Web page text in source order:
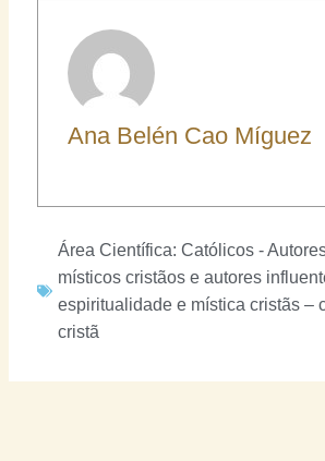
Ana Belén Cao Míguez
Área Científica: Católicos -
místicos cristãos e autores
espiritualidade e mística cristãs –
cristã